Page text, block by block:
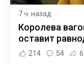
7 ч. назад
Королева
оставит
214 54